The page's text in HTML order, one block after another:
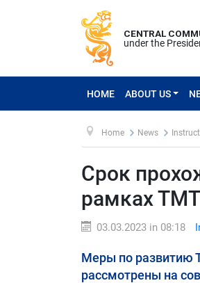
CENTRAL
under the
HOME ABOUT US
Home News
Срок
рамках
03.03.2023 in 08:18
Меры по развитию
рассмотрены на